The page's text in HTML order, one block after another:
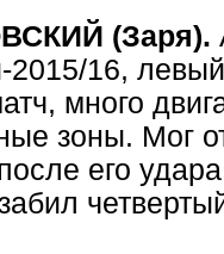
(Заря).
2015/16,
много
зоны. Мог
его